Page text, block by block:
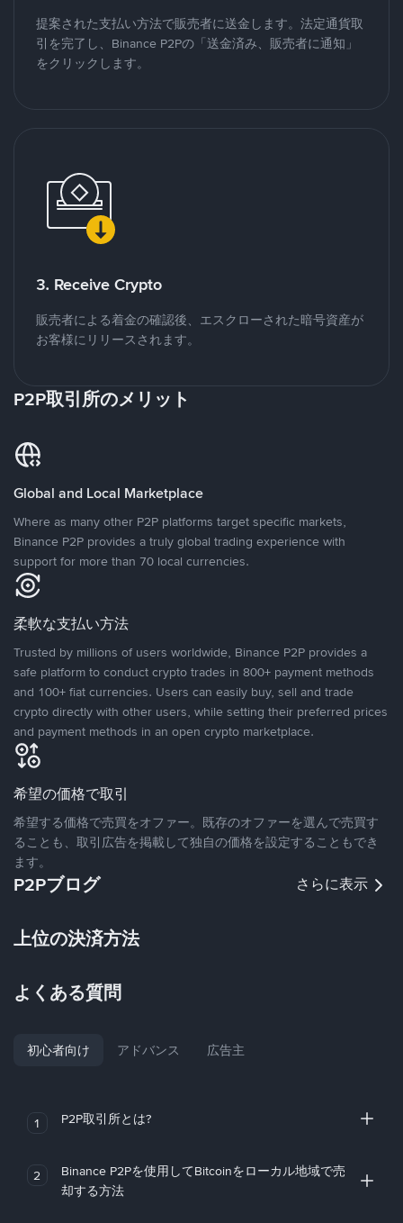
提案された支払い方法で販売者に送金します。法定通貨取
引を完了し、Binance P2Pの「送金済み、販売者に通知」
をクリックします。
3. Receive Crypto
販売者による着金の確認後、エスクローされた暗号資産が
お客様にリリースされます。
P2P取引所のメリット
Global and Local Marketplace
Where as many other P2P platforms target specific markets,
Binance P2P provides a truly global trading experience with
support for more than 70 local currencies.
柔軟な支払い方法
Trusted by millions of users worldwide, Binance P2P provides a
safe platform to conduct crypto trades in 800+ payment methods
and 100+ fiat currencies. Users can easily buy, sell and trade
crypto directly with other users, while setting their preferred prices
and payment methods in an open crypto marketplace.
希望の価格で取引
希望する価格で売買をオファー。既存のオファーを選んで売買す
ることも、取引広告を掲載して独自の価格を設定することもでき
ます。
P2Pブログ さらに表示
上位の決済方法
よくある質問
初心者向け アドバンス 広告主
1 P2P取引所とは?
2
Binance P2Pを使用してBitcoinをローカル地域で売
却する方法